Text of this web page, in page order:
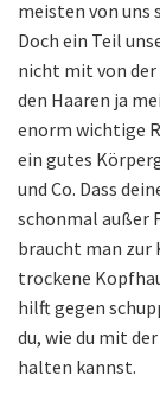
meisten von uns
Doch ein Teil
nicht mit von
den Haaren ja
enorm wichtige
ein gutes
und Co. Dass
schonmal außer
braucht man zur
trockene
hilft gegen
du, wie du mit
halten kannst.